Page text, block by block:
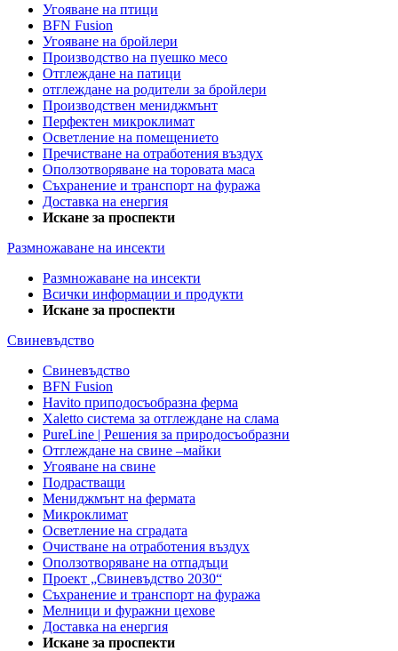
Угояване на птици
BFN Fusion
Угояване на бройлери
Производство на пуешко месо
Отглеждане на патици
отглеждане на родители за бройлери
Производствен мениджмънт
Перфектен микроклимат
Осветление на помещението
Пречистване на отработения въздух
Оползотворяване на торовата маса
Съхранение и транспорт на фуража
Доставка на енергия
Искане за проспекти
Размножаване на инсекти
Размножаване на инсекти
Всички информации и продукти
Искане за проспекти
Свиневъдство
Свиневъдство
BFN Fusion
Havito приподосъобразна ферма
Xaletto система за отглеждане на слама
PureLine | Решения за природосъобразни
Отглеждане на свине –майки
Угояване на свине
Подрастващи
Мениджмънт на фермата
Микроклимат
Осветление на сградата
Очистване на отработения въздух
Оползотворяване на отпадъци
Проект „Свиневъдство 2030“
Съхранение и транспорт на фуража
Мелници и фуражни цехове
Доставка на енергия
Искане за проспекти